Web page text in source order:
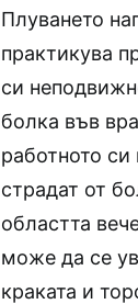
Плуването
практикува
си
болка във
работното
страдат от
областта
може да се
краката и